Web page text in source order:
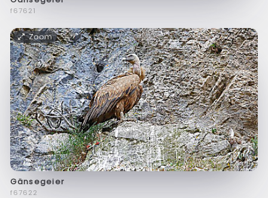
f67621
Zoom
Gänsegeier
f67622